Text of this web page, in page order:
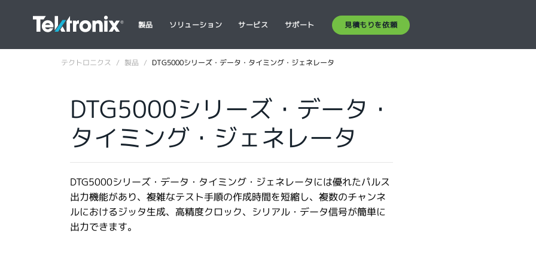
製品 ソリューション サービス サポート 見積もりを依頼
テクトロニクス 製品 DTG5000シリーズ・データ・タイミング・ジェネレータ
DTG5000シリーズ・データ・
タイミング・ジェネレータ
DTG5000シリーズ・データ・タイミング・ジェネレータには優れたパルス
出力機能があり、複雑なテスト手順の作成時間を短縮し、複数のチャンネ
ルにおけるジッタ生成、高精度クロック、シリアル・データ信号が簡単に
出力できます。